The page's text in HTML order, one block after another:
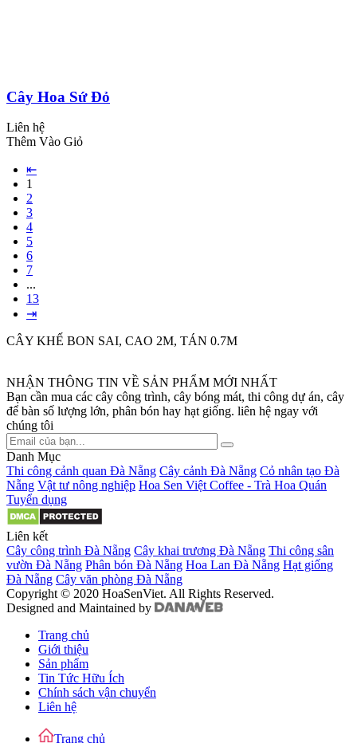
Cây Hoa Sứ Đỏ
Liên hệ
Thêm Vào Giỏ
⇤
1
2
3
4
5
6
7
...
13
⇥
CÂY KHẾ BON SAI, CAO 2M, TÁN 0.7M
NHẬN THÔNG TIN VỀ SẢN PHẨM MỚI NHẤT
Bạn cần mua các cây công trình, cây bóng mát, thi công dự án, cây
để bàn số lượng lớn, phân bón hay hạt giống. liên hệ ngay với
chúng tôi
Danh Mục
Thi công cảnh quan Đà Nẵng Cây cảnh Đà Nẵng Cỏ nhân tạo Đà
Nẵng Vật tư nông nghiệp Hoa Sen Việt Coffee - Trà Hoa Quán
Tuyển dụng
Liên kết
Cây công trình Đà Nẵng Cây khai trương Đà Nẵng Thi công sân
vườn Đà Nẵng Phân bón Đà Nẵng Hoa Lan Đà Nẵng Hạt giống
Đà Nẵng Cây văn phòng Đà Nẵng
Copyright © 2020 HoaSenViet. All Rights Reserved.
Designed and Maintained by
Trang chủ
Giới thiệu
Sản phẩm
Tin Tức Hữu Ích
Chính sách vận chuyển
Liên hệ
Trang chủ